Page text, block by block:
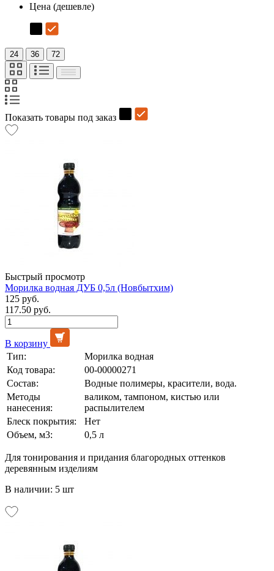
Цена (дешевле)
24 36 72
Показать товары под заказ
Быстрый просмотр
Морилка водная ДУБ 0,5л (Новбытхим)
125 руб.
117.50 руб.
В корзину
Тип:
Морилка водная
Код товара:
00-00000271
Состав:
Водные полимеры, красители, вода.
Методы
нанесения:
валиком, тампоном, кистью или
распылителем
Блеск покрытия:
Нет
Объем, м3:
0,5 л
Для тонирования и придания благородных оттенков
деревянным изделиям
В наличии: 5 шт